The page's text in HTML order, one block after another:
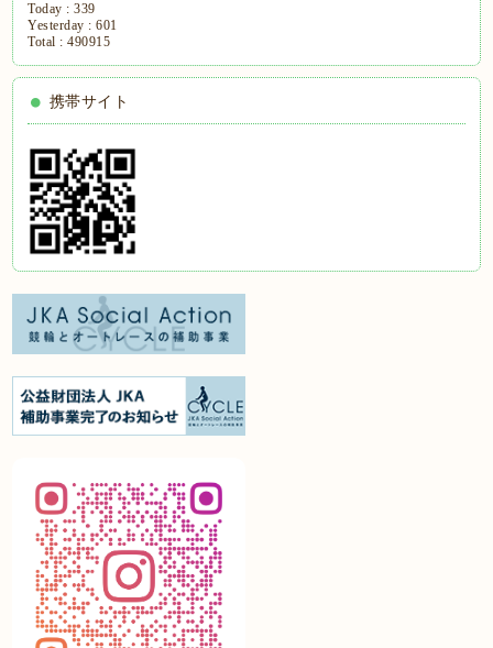
Today :339
Yesterday :601
Total :490915
携帯サイト